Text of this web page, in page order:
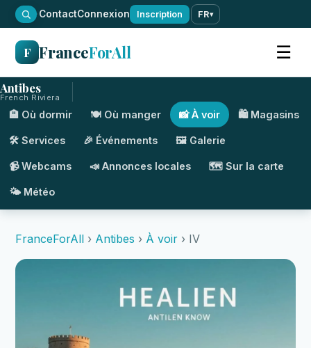
·ContactConnexion Inscription FR▾
F FranceForAll ☰
Antibes
French Riviera
🏨 Où dormir 🍽️ Où manger 📸 À voir 🛍️ Magasins
🛠️ Services 🎉 Événements 🖼️ Galerie
📹 Webcams 📣 Annonces locales 🗺️ Sur la carte
🌤️ Météo
FranceForAll › Antibes › À voir › IV